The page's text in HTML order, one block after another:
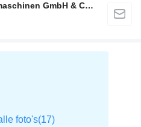
alga Nutzfahrzeug- und Baumaschinen GmbH & Co. KG